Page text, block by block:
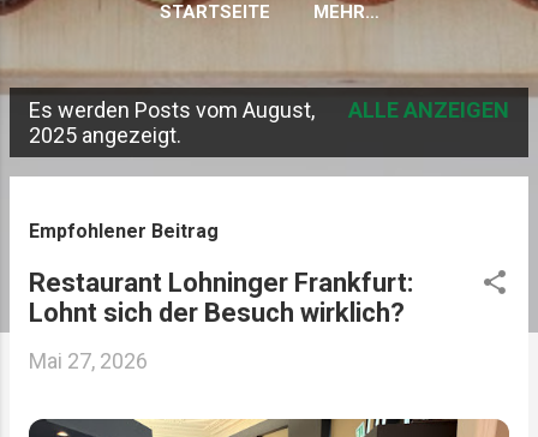
STARTSEITE MEHR…
P
o
Es werden Posts vom August,
2025 angezeigt.
ALLE ANZEIGEN
Empfohlener Beitrag
Restaurant Lohninger Frankfurt:
Lohnt sich der Besuch wirklich?
Mai 27, 2026